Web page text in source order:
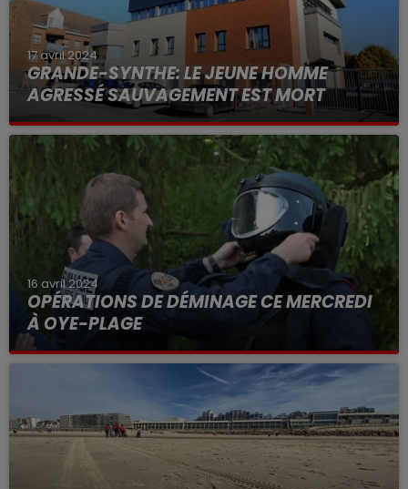
17 avril 2024
GRANDE-SYNTHE: LE JEUNE HOMME
AGRESSÉ SAUVAGEMENT EST MORT
16 avril 2024
OPÉRATIONS DE DÉMINAGE CE MERCREDI
À OYE-PLAGE